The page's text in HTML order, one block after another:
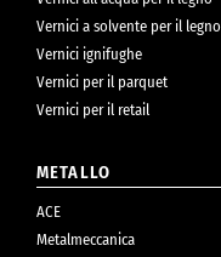
Vernici a solvente per il legno
Vernici ignifughe
Vernici per il parquet
Vernici per il retail
METALLO
ACE
Metalmeccanica